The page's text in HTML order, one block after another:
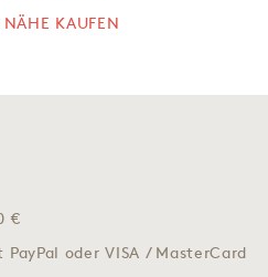
KAUFEN
€
oder VISA / MasterCard